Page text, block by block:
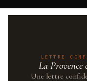
LETTRE
La Provence
Une lettre